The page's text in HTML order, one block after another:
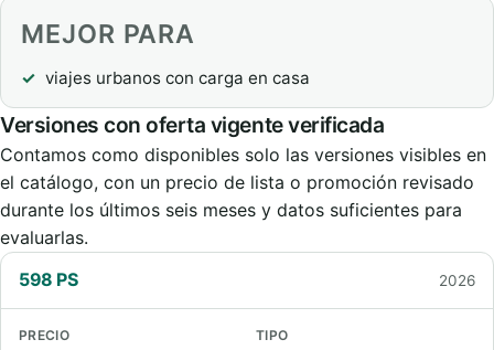
MEJOR PARA
viajes urbanos con carga en casa
Versiones con oferta vigente verificada
Contamos como disponibles solo las versiones visibles en
el catálogo, con un precio de lista o promoción revisado
durante los últimos seis meses y datos suficientes para
evaluarlas.
598 PS
2026
PRECIO TIPO